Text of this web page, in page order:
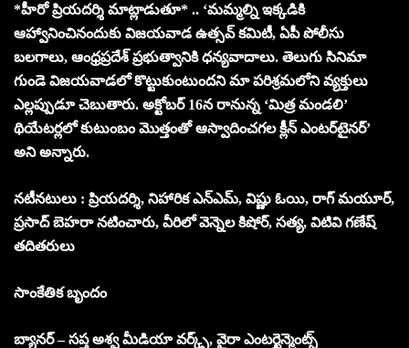
*హీరో ప్రియదర్శి మాట్లాడుతూ* .. ‘మమ్మల్ని ఇక్కడికి
ఆహ్వానించినందుకు విజయవాడ ఉత్సవ్ కమిటీ, ఏపీ పోలీసు
బలగాలు, ఆంధ్రప్రదేశ్ ప్రభుత్వానికి ధన్యవాదాలు. తెలుగు సినిమా
గుండె విజయవాడలో కొట్టుకుంటుందని మా పరిశ్రమలోని వ్యక్తులు
ఎల్లప్పుడూ చెబుతారు. అక్టోబర్ 16న రానున్న ‘మిత్ర మండలి’
థియేటర్లలో కుటుంబం మొత్తంతో ఆస్వాదించగల క్లీన్ ఎంటర్‌టైనర్’
అని అన్నారు.
నటీనటులు : ప్రియదర్శి, నిహారిక ఎన్ఎమ్, విష్ణు ఓయి, రాగ్ మయూర్,
ప్రసాద్ బెహరా నటించారు, వీరిలో వెన్నెల కిషోర్, సత్య, విటివి గణేష్
తదితరులు
సాంకేతిక బృందం
బ్యానర్ – సప్త అశ్వ మీడియా వర్క్స్, వైరా ఎంటర్టైన్మెంట్స్‌